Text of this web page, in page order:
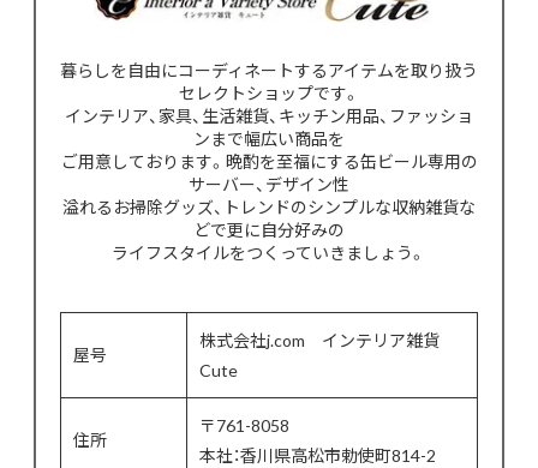
暮らしを自由にコーディネートするアイテムを取り扱う
セレクトショップです。
インテリア、家具、生活雑貨、キッチン用品、ファッショ
ンまで幅広い商品を
ご用意しております。晩酌を至福にする缶ビール専用の
サーバー、デザイン性
溢れるお掃除グッズ、トレンドのシンプルな収納雑貨な
どで更に自分好みの
ライフスタイルをつくっていきましょう。
屋号
株式会社j.com インテリア雑貨
Cute
住所
〒761-8058
本社：香川県高松市勅使町814-2